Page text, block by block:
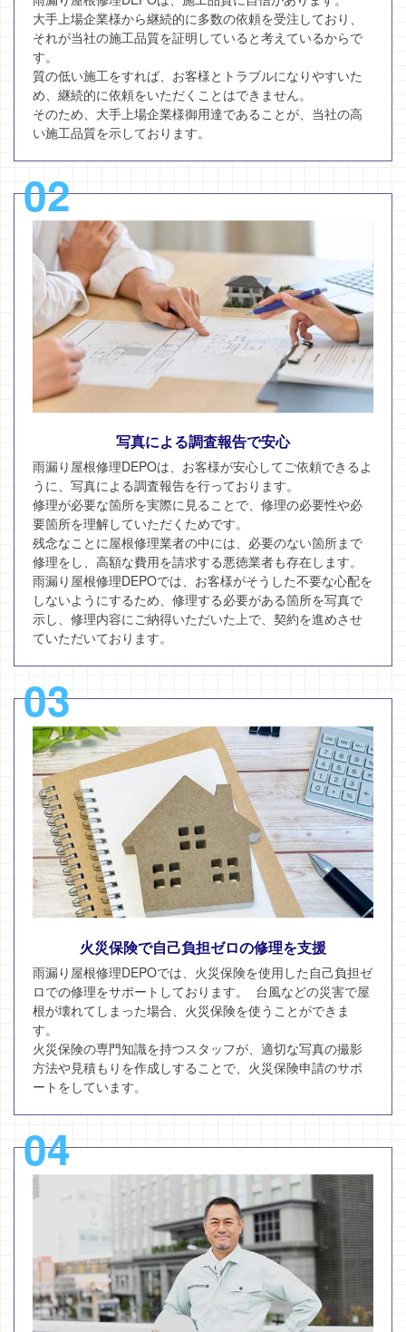
大手上場企業様から継続的に多数の依頼を受注しており、
それが当社の施工品質を証明していると考えているからで
す。
質の低い施工をすれば、お客様とトラブルになりやすいた
め、継続的に依頼をいただくことはできません。
そのため、大手上場企業様御用達であることが、当社の高
い施工品質を示しております。
02
写真による調査報告で安心
雨漏り屋根修理DEPOは、お客様が安心してご依頼できるよ
うに、写真による調査報告を行っております。
修理が必要な箇所を実際に見ることで、修理の必要性や必
要箇所を理解していただくためです。
残念なことに屋根修理業者の中には、必要のない箇所まで
修理をし、高額な費用を請求する悪徳業者も存在します。
雨漏り屋根修理DEPOでは、お客様がそうした不要な心配を
しないようにするため、修理する必要がある箇所を写真で
示し、修理内容にご納得いただいた上で、契約を進めさせ
ていただいております。
03
火災保険で自己負担ゼロの修理を支援
雨漏り屋根修理DEPOでは、火災保険を使用した自己負担ゼ
ロでの修理をサポートしております。 台風などの災害で屋
根が壊れてしまった場合、火災保険を使うことができま
す。
火災保険の専門知識を持つスタッフが、適切な写真の撮影
方法や見積もりを作成しすることで、火災保険申請のサポ
ートをしています。
04